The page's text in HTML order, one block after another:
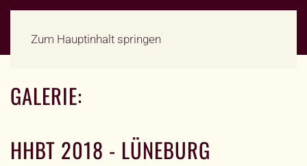
Zum Hauptinhalt springen
GALERIE:
HHBT 2018 - LÜNEBURG